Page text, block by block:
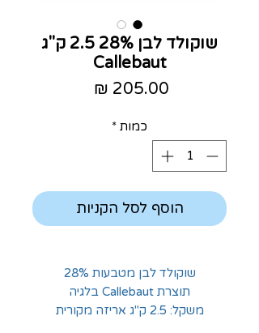
שוקולד לבן 28% 2.5 ק"ג
Callebaut
כמות *
הוסף לסל הקניות
שוקולד לבן מטבעות 28%
תוצרת Callebaut בלגיה
משקל: 2.5 ק"ג אריזה מקורית